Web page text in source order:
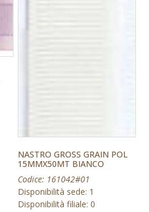
NASTRO GROSS GRAIN POL
15MMX50MT BIANCO
Codice: 161042#01
Disponibilità sede: 1
Disponibilità filiale: 0